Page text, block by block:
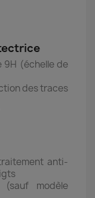
(échelle de
des traces
anti-
modèle